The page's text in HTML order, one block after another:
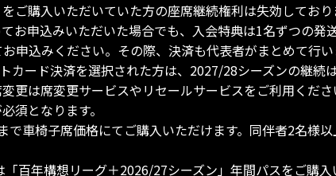
ご購入いただいていた方の座席継続権利は失効しており
お申込みいただいた場合でも、入会特典は1名ずつの発
申込みください。その際、決済も代表者がまとめて行い
ード決済を選択された方は、2027/28シーズンの継続
更は席変更サービスやリセールサービスをご利用くださ
須となります。
で車椅子席価格にてご購入いただけます。同伴者2名様
百年構想リーグ＋2026/27シーズン」年間パスをご購